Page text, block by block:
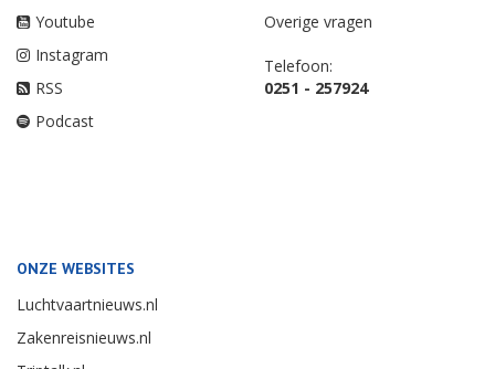
Youtube
Instagram
RSS
Podcast
Overige vragen
Telefoon:
0251 - 257924
ONZE WEBSITES
Luchtvaartnieuws.nl
Zakenreisnieuws.nl